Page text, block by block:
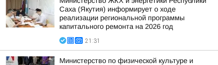
Саха (Якутия) информирует о ходе
реализации региональной программы
капитального ремонта на 2026 год
21:31
Министерство по физической культуре и